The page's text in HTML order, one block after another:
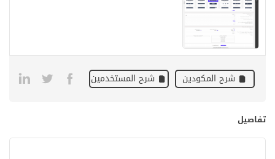
شرح المكودين شرح المستخدمين
تفاصيل